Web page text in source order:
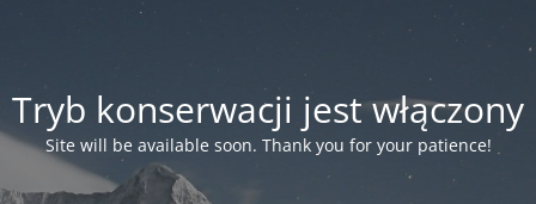
Tryb konserwacji jest włączony
Site will be available soon. Thank you for your patience!